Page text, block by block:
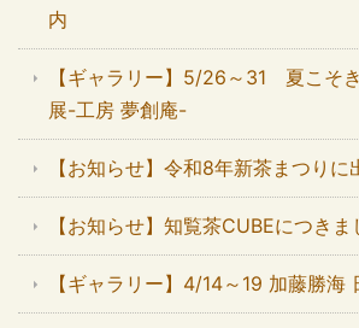
内
【ギャラリー】5/26～31 夏こそ
展-工房 夢創庵-
【お知らせ】令和8年新茶まつりに
【お知らせ】知覧茶CUBEにつきま
【ギャラリー】4/14～19 加藤勝海